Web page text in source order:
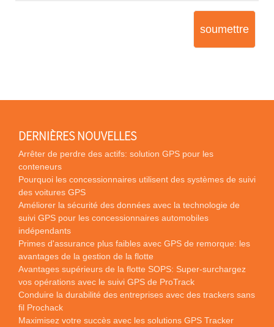
soumettre
DERNIÈRES NOUVELLES
Arrêter de perdre des actifs: solution GPS pour les
conteneurs
Pourquoi les concessionnaires utilisent des systèmes de suivi
des voitures GPS
Améliorer la sécurité des données avec la technologie de
suivi GPS pour les concessionnaires automobiles
indépendants
Primes d'assurance plus faibles avec GPS de remorque: les
avantages de la gestion de la flotte
Avantages supérieurs de la flotte SOPS: Super-surchargez
vos opérations avec le suivi GPS de ProTrack
Conduire la durabilité des entreprises avec des trackers sans
fil Prochack
Maximisez votre succès avec les solutions GPS Tracker